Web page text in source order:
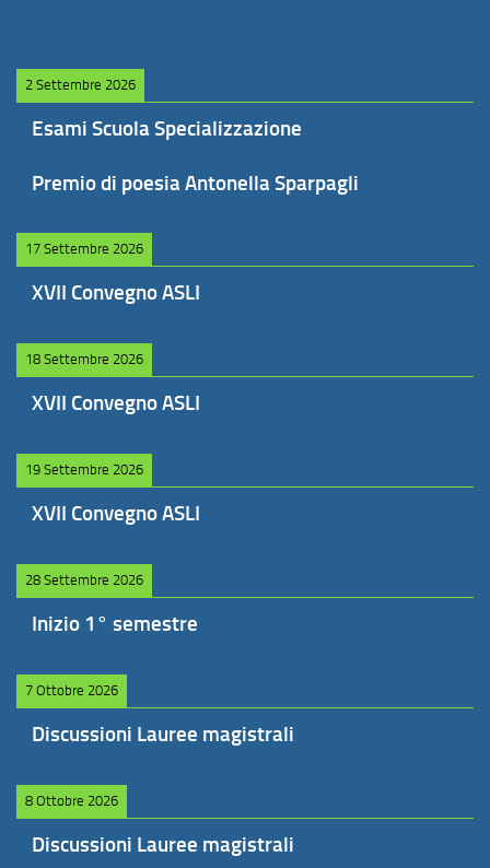
2 Settembre 2026
Esami Scuola Specializzazione
Premio di poesia Antonella Sparpagli
17 Settembre 2026
XVII Convegno ASLI
18 Settembre 2026
XVII Convegno ASLI
19 Settembre 2026
XVII Convegno ASLI
28 Settembre 2026
Inizio 1° semestre
7 Ottobre 2026
Discussioni Lauree magistrali
8 Ottobre 2026
Discussioni Lauree magistrali